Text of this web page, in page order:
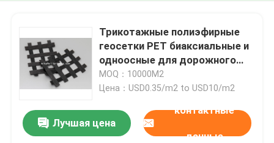
Трикотажные полиэфирные
геосетки PET биаксиальные и
одноосные для дорожного
строительства
MOQ：10000M2
Цена：USD0.35/m2 to USD10/m2
Лучшая цена
контактные
данные